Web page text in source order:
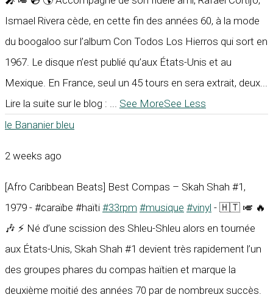
Ismael Rivera cède, en cette fin des années 60, à la mode
du boogaloo sur l’album Con Todos Los Hierros qui sort en
1967. Le disque n’est publié qu’aux États-Unis et au
Mexique. En France, seul un 45 tours en sera extrait, deux...
Lire la suite sur le blog :
See MoreSee Less
le Bananier bleu
2 weeks ago
[Afro Caribbean Beats] Best Compas – Skah Shah #1,
1979 - #caraïbe #haïti #33rpm #musique #vinyl - 🇭🇹 🎺 🔥
🎶 ⚡ Né d’une scission des Shleu-Shleu alors en tournée
aux États-Unis, Skah Shah #1 devient très rapidement l’un
des groupes phares du compas haïtien et marque la
deuxième moitié des années 70 par de nombreux succès.